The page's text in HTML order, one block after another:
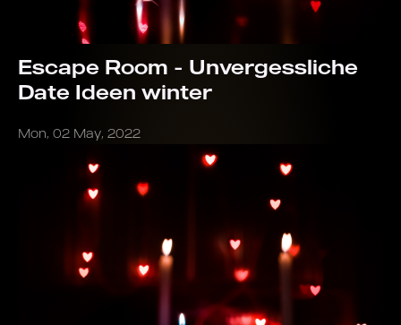
Escape Room - Unvergessliche
Date Ideen winter
Mon, 02 May, 2022